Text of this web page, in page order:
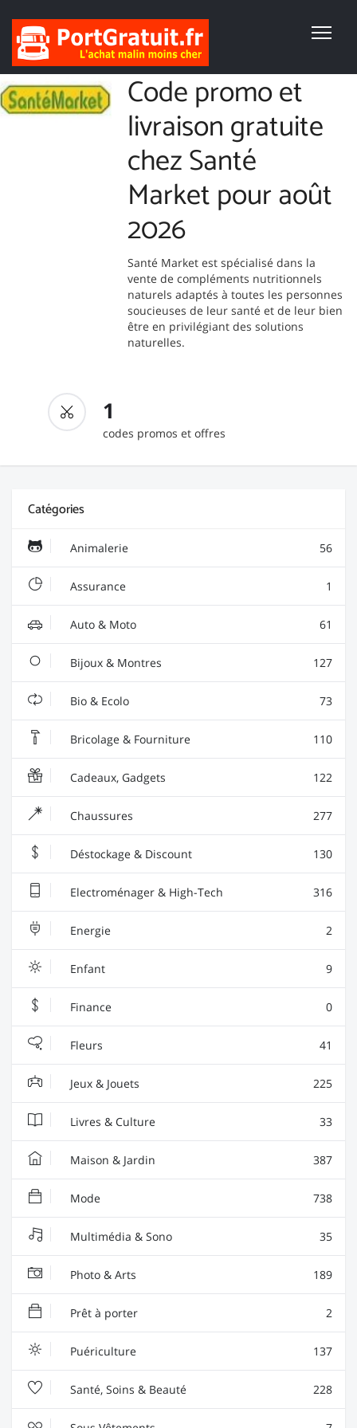
Code promo et
livraison gratuite
chez Santé
Market pour août
2026
Santé Market est spécialisé dans la
vente de compléments nutritionnels
naturels adaptés à toutes les personnes
soucieuses de leur santé et de leur bien
être en privilégiant des solutions
naturelles.
1
codes promos et offres
Catégories
Animalerie 56
Assurance 1
Auto & Moto 61
Bijoux & Montres 127
Bio & Ecolo 73
Bricolage & Fourniture 110
Cadeaux, Gadgets 122
Chaussures 277
Déstockage & Discount 130
Electroménager & High-Tech 316
Energie 2
Enfant 9
Finance 0
Fleurs 41
Jeux & Jouets 225
Livres & Culture 33
Maison & Jardin 387
Mode 738
Multimédia & Sono 35
Photo & Arts 189
Prêt à porter 2
Puériculture 137
Santé, Soins & Beauté 228